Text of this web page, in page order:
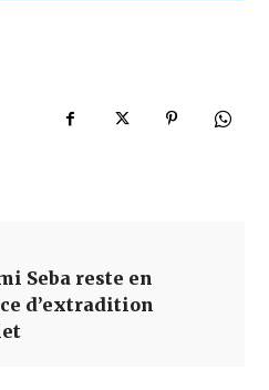
Seba reste en
d’extradition